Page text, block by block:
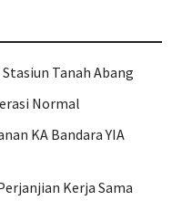
Tanah Abang
Normal
KA Bandara YIA
Kerja Sama